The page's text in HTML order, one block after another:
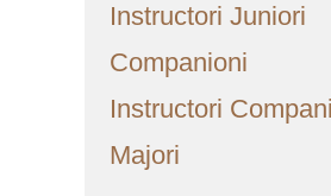
Instructori Juniori
Companioni
Instructori
Majori